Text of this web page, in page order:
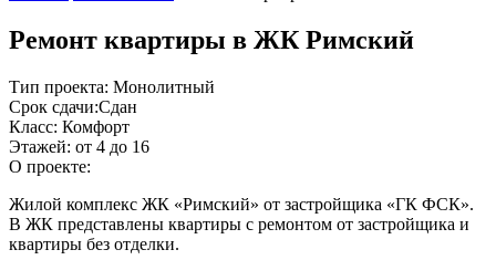
Ремонт квартиры в ЖК Римский
Тип проекта: Монолитный
Срок сдачи:Сдан
Класс: Комфорт
Этажей: от 4 до 16
О проекте:
Жилой комплекс ЖК «Римский» от застройщика «ГК ФСК».
В ЖК представлены квартиры с ремонтом от застройщика и
квартиры без отделки.